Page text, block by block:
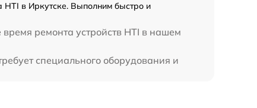
в Иркутске. Выполним быстро и
ремонта устройств HTI в нашем
специального оборудования и